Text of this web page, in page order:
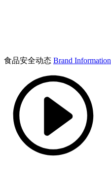
食品安全动态 Brand Information